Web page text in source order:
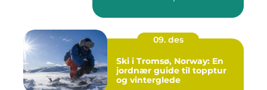
09. des
Ski i Tromsø, Norway: En
jordnær guide til topptur
og vinterglede